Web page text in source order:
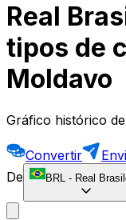
Real
tipos de
Moldavo
Gráfico histórico
Convertir
De
BRL - Real